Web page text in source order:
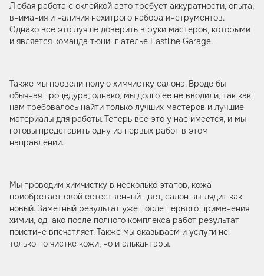
Любая работа с оклейкой авто требует аккуратности, опыта,
внимания и наличия нехитрого набора инструментов.
Однако все это лучше доверить в руки мастеров, которыми
и является команда тюнинг ателье Eastline Garage.
Также мы провели полую химчистку салона. Вроде бы
обычная процедура, однако, мы долго ее не вводили, так как
нам требовалось найти только лучших мастеров и лучшие
материалы для работы. Теперь все это у нас имеется, и мы
готовы представить одну из первых работ в этом
направлении.
Мы проводим химчистку в несколько этапов, кожа
приобретает свой естественный цвет, салон выглядит как
новый. Заметный результат уже после первого применения
химии, однако после полного комплекса работ результат
поистине впечатляет. Также мы оказываем и услуги не
только по чистке кожи, но и алькантары.